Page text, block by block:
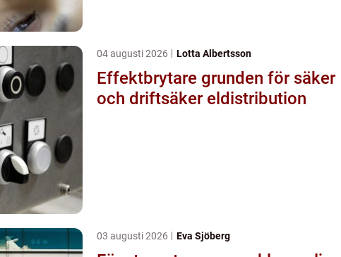
04 augusti 2026 Lotta Albertsson
Effektbrytare grunden för säker
och driftsäker eldistribution
03 augusti 2026 Eva Sjöberg